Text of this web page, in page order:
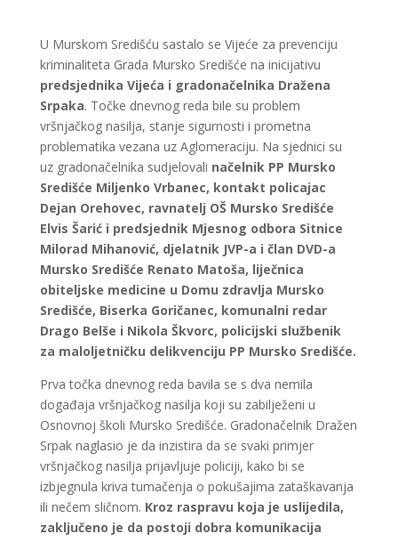
U Murskom Središću sastalo se Vijeće za prevenciju
kriminaliteta Grada Mursko Središće na inicijativu
predsjednika Vijeća i gradonačelnika Dražena
Srpaka. Točke dnevnog reda bile su problem
vršnjačkog nasilja, stanje sigurnosti i prometna
problematika vezana uz Aglomeraciju. Na sjednici su
uz gradonačelnika sudjelovali načelnik PP Mursko
Središće Miljenko Vrbanec, kontakt policajac
Dejan Orehovec, ravnatelj OŠ Mursko Središće
Elvis Šarić i predsjednik Mjesnog odbora Sitnice
Milorad Mihanović, djelatnik JVP-a i član DVD-a
Mursko Središće Renato Matoša, liječnica
obiteljske medicine u Domu zdravlja Mursko
Središće, Biserka Goričanec, komunalni redar
Drago Belše i Nikola Škvorc, policijski službenik
za maloljetničku delikvenciju PP Mursko Središće.
Prva točka dnevnog reda bavila se s dva nemila
događaja vršnjačkog nasilja koji su zabilježeni u
Osnovnoj školi Mursko Središće. Gradonačelnik Dražen
Srpak naglasio je da inzistira da se svaki primjer
vršnjačkog nasilja prijavljuje policiji, kako bi se
izbjegnula kriva tumačenja o pokušajima zataškavanja
ili nečem sličnom. Kroz raspravu koja je uslijedila,
zaključeno je da postoji dobra komunikacija